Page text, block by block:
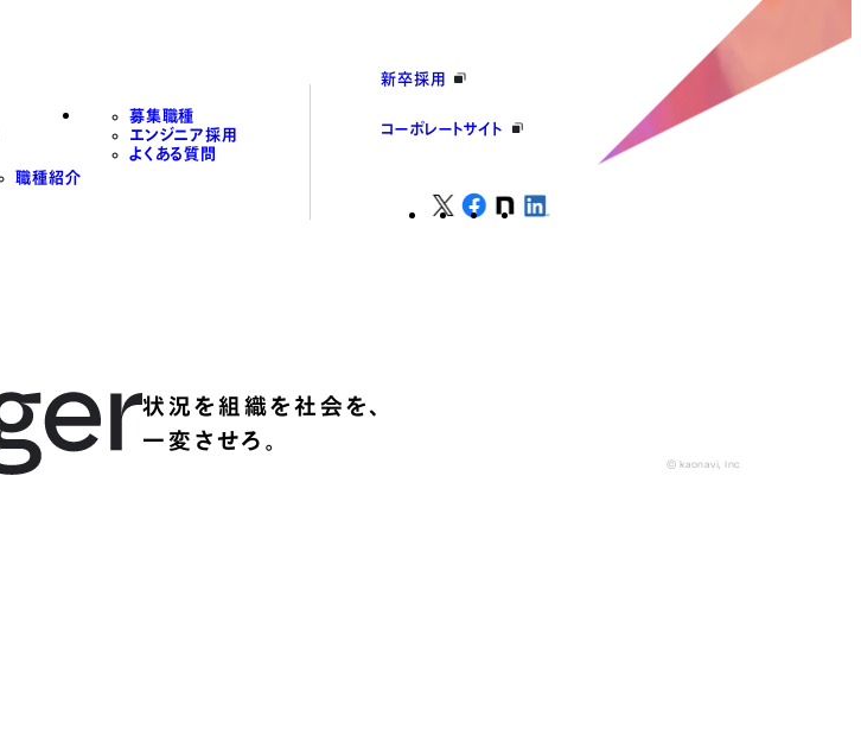
職種紹介
募集職種
エンジニア採用
よくある質問
新卒採用
コーポレートサイト
状況を組織を社会を、
一変させろ。
© kaonavi, Inc